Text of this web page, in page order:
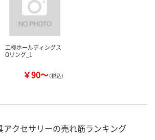
工機ホールディングス
Oリング_1
￥90～（税込）
アクセサリーの売れ筋ランキング